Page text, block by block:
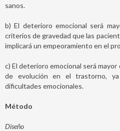
sanos.
b) El deterioro emocional será
criterios de gravedad que las
implicará un empeoramiento en el
c) El deterioro emocional será
de evolución en el trastorno,
dificultades emocionales.
Método
Diseño